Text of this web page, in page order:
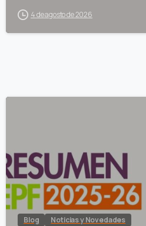
4 de agosto de 2026
Blog Noticias y Novedades